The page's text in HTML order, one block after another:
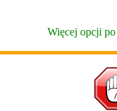
Więcej opcji